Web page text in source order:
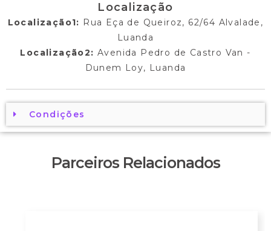
Localização
Localização1: Rua Eça de Queiroz, 62/64 Alvalade,
Luanda
Localização2: Avenida Pedro de Castro Van -
Dunem Loy, Luanda
Condições
Parceiros Relacionados